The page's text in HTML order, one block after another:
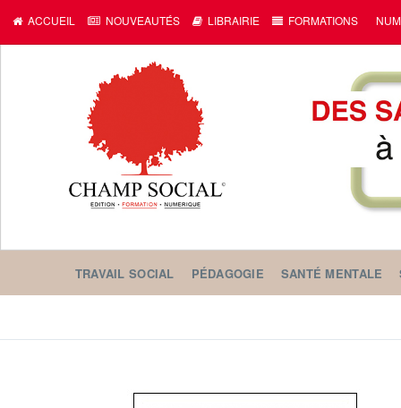
ACCUEIL NOUVEAUTÉS LIBRAIRIE FORMATIONS
TRAVAIL SOCIAL PÉDAGOGIE SANTÉ MENTALE